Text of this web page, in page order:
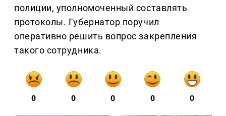
полиции, уполномоченный составлять
протоколы. Губернатор поручил
оперативно решить вопрос закрепления
такого сотрудника.
0 0 0 0 0